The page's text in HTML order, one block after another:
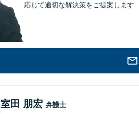
応じて適切な解決策をご提案します
室田 朋宏 弁護士